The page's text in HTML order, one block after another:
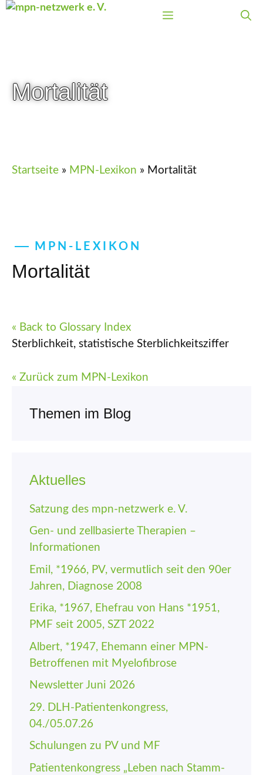
Zum
Menü
Mortalität
Startseite » MPN-Lexikon » Mortalität
MPN-LEXIKON
Mortalität
« Back to Glossary Index
Sterblichkeit, statistische Sterblichkeitsziffer
« Zurück zum MPN-Lexikon
Themen im Blog
Aktuelles
Satzung des mpn-netzwerk e. V.
Gen- und zellbasierte Therapien –
Informationen
Emil, *1966, PV, vermutlich seit den 90er
Jahren, Diagnose 2008
Erika, *1967, Ehefrau von Hans *1951,
PMF seit 2005, SZT 2022
Albert, *1947, Ehemann einer MPN-
Betroffenen mit Myelofibrose
Newsletter Juni 2026
29. DLH-Patienten­kongress,
04./05.07.26
Schulungen zu PV und MF
Patienten­kongress „Leben nach Stamm­